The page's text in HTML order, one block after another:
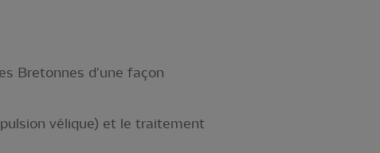
Bretonnes d'une façon
vélique) et le traitement